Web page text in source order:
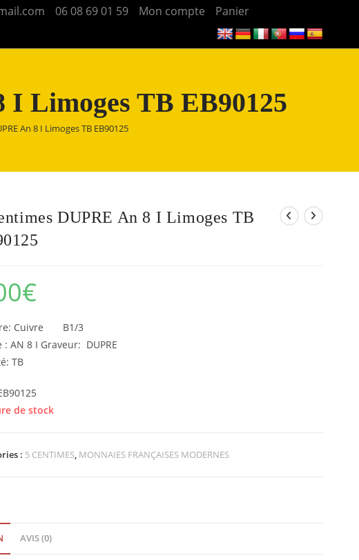
06 08 69 01 59 Mon compte Panier
I Limoges TB EB90125
An 8 I Limoges TB EB90125
DUPRE An 8 I Limoges TB
€
Cuivre B1/3
: AN 8 I Graveur: DUPRE
TB
de stock
: 5 CENTIMES, MONNAIES FRANÇAISES MODERNES
AVIS (0)